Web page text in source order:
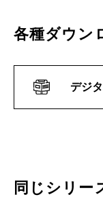
各種ダウン
デジ
同じシリー